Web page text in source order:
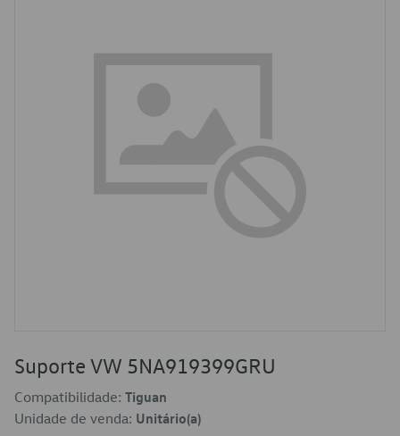
Suporte VW 5NA919399GRU
Compatibilidade: Tiguan
Unidade de venda: Unitário(a)